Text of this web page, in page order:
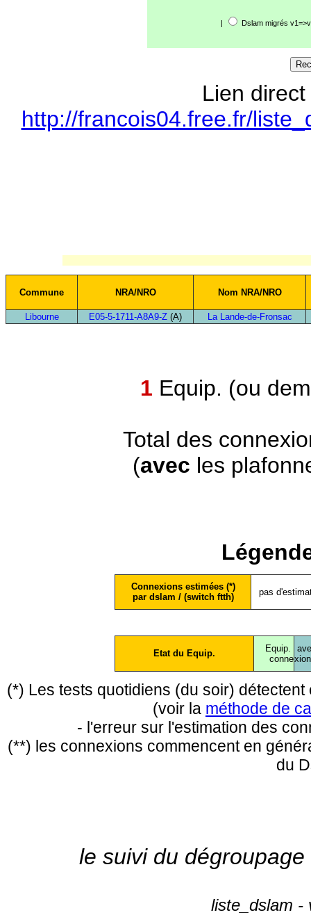
| Dslam migrés
Lien
http://francois04.free.fr/
Commune NRA/NRO Nom NRA/NRO
Libourne E05-5-1711-A8A9-Z (A) La Lande-de-Fronsac
1 Equip. (ou
Total des
(avec les
Connexions estimées (*)
par dslam / (switch ftth)
pas
Etat du Equip.
Equip.
conne
(*) Les tests quotidiens (du soir)
(voir la méthode de
- l'erreur sur l'estimation des
(**) les connexions commencent en
du
le suivi du
liste_dslam -